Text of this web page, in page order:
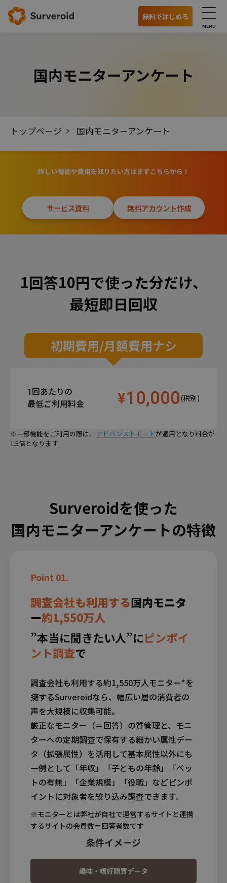
国内モニターアンケート
利用の流れ
主な機能
モニターの特徴
国内モニターアンケート
海外モニターアンケート
オープンアンケート
調査テンプレート
無料ではじめる
国内モニターアンケート
トップページ 国内モニターアンケート
詳しい機能や費用を知りたい方はまずこちらから！
サービス資料 無料アカウント作成
1回答10円で使った分だけ、
最短即日回収
初期費用/月額費用ナシ
1回あたりの
最低ご利⽤料⾦
¥10,000(税別)
※一部機能をご利⽤の際は、 アドバンストモードが適用となり料⾦が
1.5倍となります
Surveroidを使った
国内モニターアンケートの特徴
Point 01.
調査会社も利用する国内モニタ
ー約1,550万人
”本当に聞きたい人”にピンポイ
ント調査で
調査会社も利用する約1,550万人モニター*を
擁するSurveroidなら、 幅広い層の消費者の
声を大規模に収集可能。
厳正なモニター（＝回答）の質管理と、 モニ
ターへの定期調査で保有する細かい属性デー
タ（拡張属性） を活用して基本属性以外にも
一例として 「年収」「子どもの年齢」「ペッ
トの有無」「企業規模」「役職」 などピンポ
イントに対象者を絞り込み調査できます。
※モニターとは弊社が自社で運営するサイトと連携
するサイトの会員数＝回答者数です